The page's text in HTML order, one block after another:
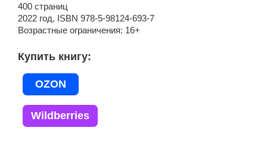
400 страниц
2022 год, ISBN 978-5-98124-693-7
Возрастные ограничения: 16+
Купить книгу
OZON
Wildberries